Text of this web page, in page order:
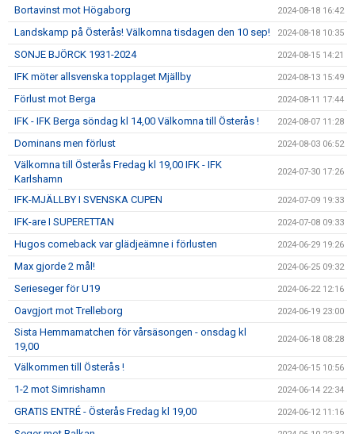
Bortavinst mot Högaborg 2024-08-18 16:42
Landskamp på Österås! Välkomna tisdagen den 10 sep! 2024-08-18 10:35
SONJE BJÖRCK 1931-2024 2024-08-15 14:21
IFK möter allsvenska topplaget Mjällby 2024-08-13 15:49
Förlust mot Berga 2024-08-11 17:44
IFK - IFK Berga söndag kl 14,00 Välkomna till Österås ! 2024-08-07 11:28
Dominans men förlust 2024-08-03 06:52
Välkomna till Österås Fredag kl 19,00 IFK - IFK
Karlshamn
2024-07-30 17:26
IFK-MJÄLLBY I SVENSKA CUPEN 2024-07-09 19:33
IFK-are I SUPERETTAN 2024-07-08 09:33
Hugos comeback var glädjeämne i förlusten 2024-06-29 19:26
Max gjorde 2 mål! 2024-06-25 09:32
Serieseger för U19 2024-06-22 12:16
Oavgjort mot Trelleborg 2024-06-19 23:00
Sista Hemmamatchen för vårsäsongen - onsdag kl
19,00
2024-06-18 08:28
Välkommen till Österås ! 2024-06-15 10:56
1-2 mot Simrishamn 2024-06-14 22:34
GRATIS ENTRÉ - Österås Fredag kl 19,00 2024-06-12 11:16